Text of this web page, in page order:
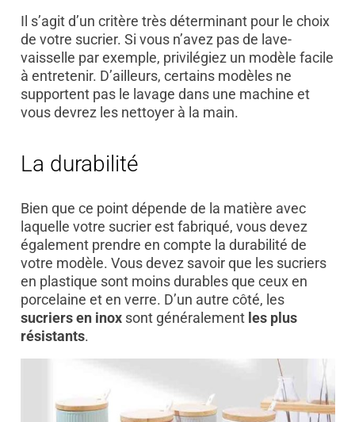
Il s’agit d’un critère très déterminant pour le choix
de votre sucrier. Si vous n’avez pas de lave-
vaisselle par exemple, privilégiez un modèle facile
à entretenir. D’ailleurs, certains modèles ne
supportent pas le lavage dans une machine et
vous devrez les nettoyer à la main.
La durabilité
Bien que ce point dépende de la matière avec
laquelle votre sucrier est fabriqué, vous devez
également prendre en compte la durabilité de
votre modèle. Vous devez savoir que les sucriers
en plastique sont moins durables que ceux en
porcelaine et en verre. D’un autre côté, les
sucriers en inoxsont généralementles plus
résistants.